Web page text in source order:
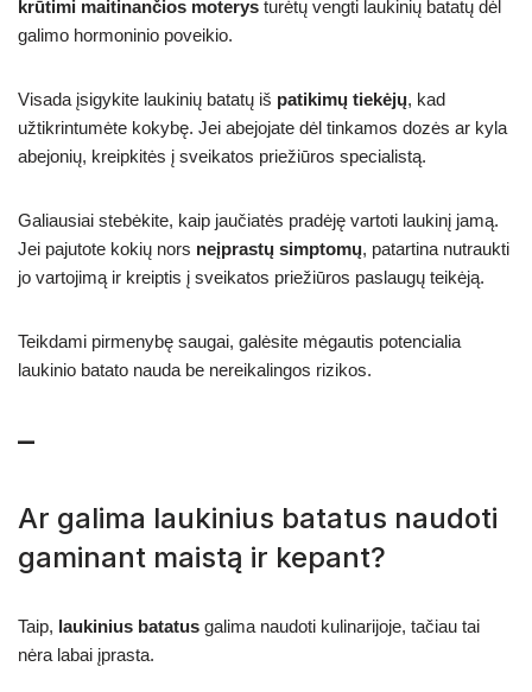
krūtimi maitinančios moterys turėtų vengti laukinių batatų dėl
galimo hormoninio poveikio.
Visada įsigykite laukinių batatų iš patikimų tiekėjų, kad
užtikrintumėte kokybę. Jei abejojate dėl tinkamos dozės ar kyla
abejonių, kreipkitės į sveikatos priežiūros specialistą.
Galiausiai stebėkite, kaip jaučiatės pradėję vartoti laukinį jamą.
Jei pajutote kokių nors neįprastų simptomų, patartina nutraukti
jo vartojimą ir kreiptis į sveikatos priežiūros paslaugų teikėją.
Teikdami pirmenybę saugai, galėsite mėgautis potencialia
laukinio batato nauda be nereikalingos rizikos.
–
Ar galima laukinius batatus naudoti
gaminant maistą ir kepant?
Taip, laukinius batatus galima naudoti kulinarijoje, tačiau tai
nėra labai įprasta.